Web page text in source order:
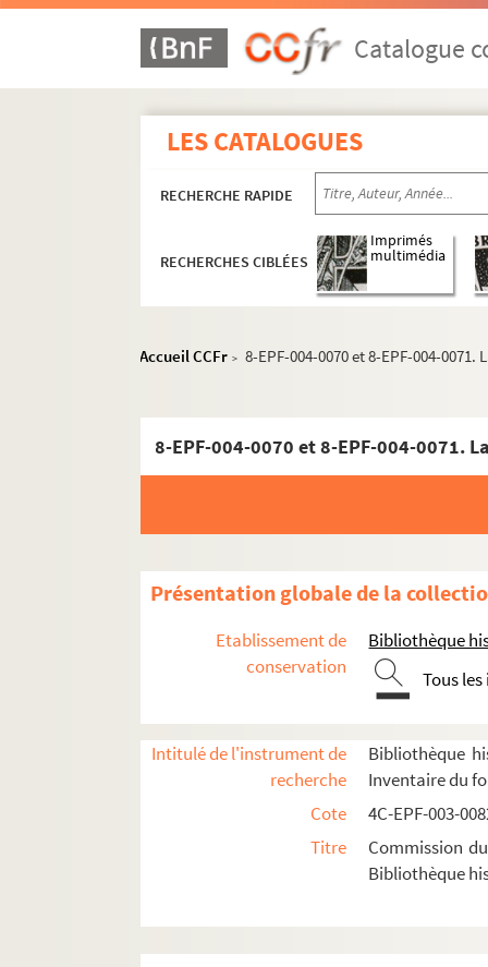
Catalogue
LES CATALOGUES
RECHERCHE RAPIDE
RECHERCHES CIBLÉES
Imprimés
multimédia
Accueil CCFr > 8-EPF-004-0070 et 8-EPF-004-
Présentation globale de la
Etablissement de
conservation
Bibliothèque
Tous
Intitulé de l'instrument de
recherche
Bibliothèque
Inventaire du
Cote
4C-EPF-003-
Titre
Commission
Bibliothèque
10e arrondissement
Dossier n° 1
Dossier n° 3
Dossier n° 5
Dossier n° 7
Dossier n° 8
Dossier n° 12
Dossier n° 13
Dossier n° 16
Dossier n° 17
Dossier n° 18
Dossier n° 19
Dossier n° 21
Dossier n° 21 bis
Dossier n° 26